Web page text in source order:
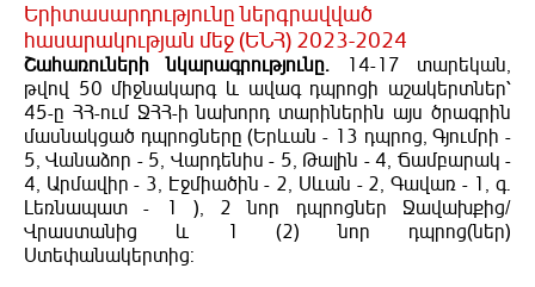
Երիտասարդությունը ներգրավված
հասարակության մեջ (ԵՆՀ) 2023-2024
Շահառուների նկարագրությունը.14-17 տարեկան,
թվով 50 միջնակարգ և ավագ դպրոցի աշակերտներ՝
45-ը ՀՀ-ում ՋՀՀ-ի նախորդ տարիներին այս ծրագրին
մասնակցած դպրոցները (Երևան - 13 դպրոց, Գյումրի -
5, Վանաձոր - 5, Վարդենիս - 5, Թալին - 4, Ճամբարակ -
4, Արմավիր - 3, Էջմիածին - 2, Սևան - 2, Գավառ - 1, գ.
Լեռնապատ - 1 ), 2 նոր դպրոցներ Ջավախքից/
Վրաստանից և 1 (2) նոր դպրոց(ներ)
Ստեփանակերտից: